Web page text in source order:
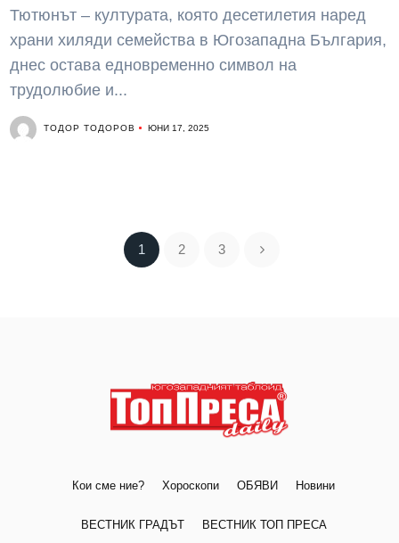
Тютюнът – културата, която десетилетия наред
храни хиляди семейства в Югозападна България,
днес остава едновременно символ на
трудолюбие и...
ТОДОР ТОДОРОВ ЮНИ 17, 2025
1 2 3
Кои сме ние? Хороскопи ОБЯВИ Новини
ВЕСТНИК ГРАДЪТ ВЕСТНИК ТОП ПРЕСА